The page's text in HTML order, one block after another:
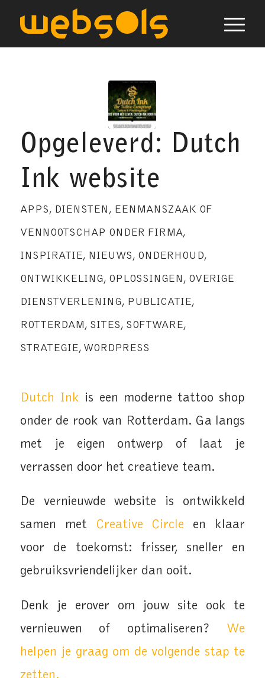
Opgeleverd: Dutch
Ink website
APPS, DIENSTEN , EENMANSZAAK OF
VENNOOTSCHAP ONDER FIRMA,
INSPIRATIE, NIEUWS, ONDERHOUD,
ONTWIKKELING, OPLOSSINGEN , OVERIGE
DIENSTVERLENING, PUBLICATIE,
ROTTERDAM, SITES, SOFTWARE,
STRATEGIE, WORDPRESS
Dutch Ink is een moderne tattoo shop
onder de rook van Rotterdam. Ga langs
met je eigen ontwerp of laat je
verrassen door het creatieve team.
De vernieuwde website is ontwikkeld
samen met
Creative Circle en klaar
voor de toekomst: frisser, sneller en
gebruiksvriendelijker dan ooit.
Denk je erover om jouw site ook te
vernieuwen of optimaliseren? We
helpen je graag om de volgende stap te
zetten.